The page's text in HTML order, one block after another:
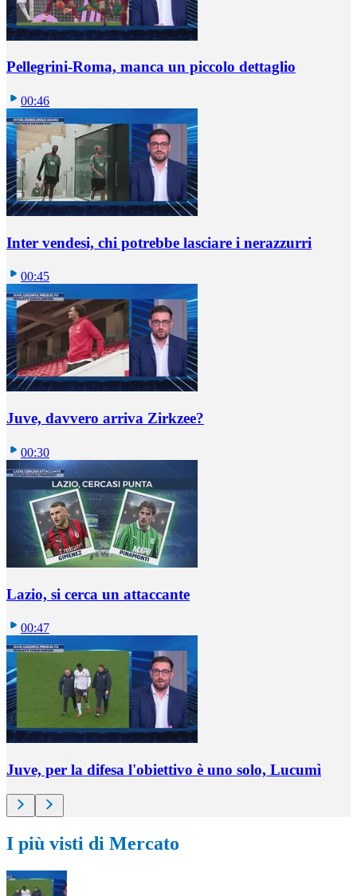
Pellegrini-Roma, manca un piccolo dettaglio
00:46
Inter vendesi, chi potrebbe lasciare i nerazzurri
00:45
Juve, davvero arriva Zirkzee?
00:30
Lazio, si cerca un attaccante
00:47
Juve, per la difesa l'obiettivo è uno solo, Lucumì
I più visti di Mercato